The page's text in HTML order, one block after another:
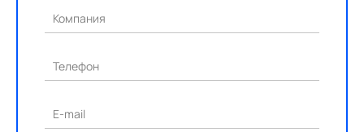
Компания
Телефон
E-mail